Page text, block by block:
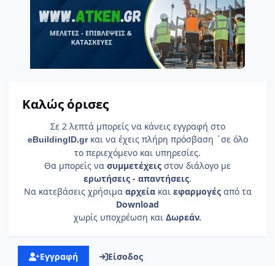
Καλώς όρισες
Σε 2 λεπτά μπορείς να κάνεις εγγραφή στο
eBuildingID.gr και να έχεις πλήρη πρόσβαση ΄σε όλο
το περιεχόμενο και υπηρεσίες.
Θα μπορείς να συμμετέχεις στον διάλογο με
ερωτήσεις - απαντήσεις.
Να κατεβάσεις χρήσιμα αρχείακαι εφαρμογέςαπό τα
Download
χωρίς υποχρέωση και Δωρεάν.
Εγγραφή Είσοδος